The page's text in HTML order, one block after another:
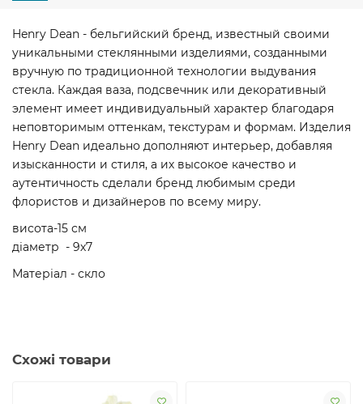
Henry Dean - бельгийский бренд, известный своими
уникальными стеклянными изделиями, созданными
вручную по традиционной технологии выдувания
стекла. Каждая ваза, подсвечник или декоративный
элемент имеет индивидуальный характер благодаря
неповторимым оттенкам, текстурам и формам. Изделия
Henry Dean идеально дополняют интерьер, добавляя
изысканности и стиля, а их высокое качество и
аутентичность сделали бренд любимым среди
флористов и дизайнеров по всему миру.
висота-15 см
діаметр - 9х7
Матеріал - скло
Схожі товари